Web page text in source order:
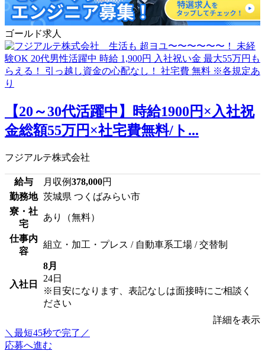
ゴールド求人
【20～30代活躍中】時給1900円×入社祝
金総額55万円×社宅費無料/ト...
フジアルテ株式会社
給与 月収例378,000円
勤務地 茨城県 つくばみらい市
寮・社
宅
あり（無料）
仕事内
容
組立・加工・プレス / 自動車系工場 / 交替制
入社日
8月
24日
※目安になります、表記なしは面接時にご相談く
ださい
詳細を表示
＼最短45秒で完了／
応募へ進む